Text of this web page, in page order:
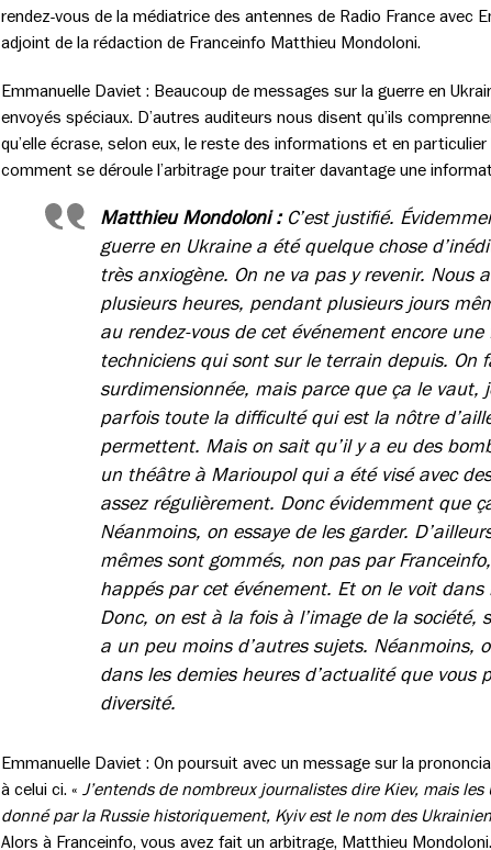
rendez-vous de la médiatrice des antennes de Radio France avec
adjoint de la rédaction de Franceinfo Matthieu Mondoloni.
Emmanuelle Daviet : Beaucoup de messages sur la guerre en
envoyés spéciaux. D’autres auditeurs nous disent qu’ils
qu’elle écrase, selon eux, le reste des informations et en
comment se déroule l’arbitrage pour traiter davantage une
Matthieu Mondoloni : C’est justifié.
guerre en Ukraine a été quelque chose
très anxiogène. On ne va pas y revenir.
plusieurs heures, pendant plusieurs jours
au rendez-vous de cet événement encore
techniciens qui sont sur le terrain depuis. On
surdimensionnée, mais parce que ça le vaut,
parfois toute la difficulté qui est la nôtre
permettent. Mais on sait qu’il y a eu des
un théâtre à Marioupol qui a été visé avec
assez régulièrement. Donc évidemment que
Néanmoins, on essaye de les garder.
mêmes sont gommés, non pas par
happés par cet événement. Et on le voit
Donc, on est à la fois à l’image de la société,
a un peu moins d’autres sujets. Néanmoins,
dans les demies heures d’actualité que vous
diversité.
Emmanuelle Daviet : On poursuit avec un message sur la
à celui ci. « J’entends de nombreux journalistes dire Kiev, mais
donné par la Russie historiquement, Kyiv est le nom des
Alors à Franceinfo, vous avez fait un arbitrage, Matthieu